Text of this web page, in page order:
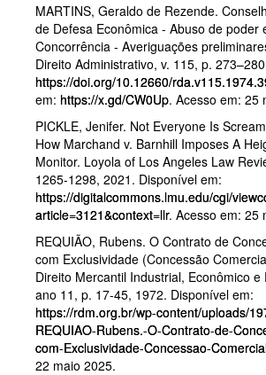
MARTINS, Geraldo de Rezende.
de Defesa Econômica - Abuso de poder
Concorrência - Averiguações
Direito Administrativo, v. 115, p.
https://doi.org/10.12660/
em: https://x.gd/CW0Up. Acesso em: 25
PICKLE, Jenifer. Not Everyone Is
How Marchand v. Barnhill Imposes A
Monitor. Loyola of Los Angeles Law
1265-1298, 2021. Disponível em:
https://digitalcommons.lmu.edu/cgi/
article=3121&context=llr. Acesso em: 25
REQUIÃO, Rubens. O Contrato de
com Exclusividade (Concessão
Direito Mercantil Industrial, Econômico e
ano 11, p. 17-45, 1972. Disponível em:
https://rdm.org.br/wp-content/uploads/
REQUIAO-Rubens.-O-Contrato-de-
com-Exclusividade-Concessao-
22 maio 2025.